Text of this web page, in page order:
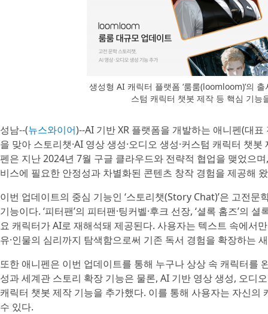
생성형 AI 캐릭터 플랫폼 ‘룸룸(loomloom)’의
스텀 캐릭터 챗봇 제작 등 핵심 기능
성남--(뉴스와이어)--AI 기반 XR 플랫폼을 개발하는 애니펜(대
을 맞아 스토리챗·AI 영상 생성·오디오 생성·커스텀 캐릭터 챗
펜은 지난 2024년 7월 구글 클라우드와 전략적 협업을 맺었으
비스에 필요한 안정성과 차별화된 콘텐츠 창작 경험을 제공해
이번 업데이트의 중심 기능인 ‘스토리챗(Story Chat)’은 고전
기능이다. ‘피터팬’의 피터팬·팅커벨·후크 선장, ‘셜록 홈즈’의
요 캐릭터가 AI로 재해석돼 제공된다. 사용자는 텍스트 속에서
유·인물의 심리까지 탐색함으로써 기존 독서 경험을 확장하는
또한 애니펜은 이번 업데이트를 통해 누구나 상상 속 캐릭터를
성과 세계관 스토리 확장 기능은 물론, AI 기반 영상 생성, 오디
캐릭터 챗봇 제작 기능을 추가했다. 이를 통해 사용자는 자신의
수 있다.